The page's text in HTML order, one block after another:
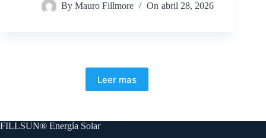
By Mauro Fillmore On abril 28, 2026
Leer mas
FILLSUN® Energía Solar